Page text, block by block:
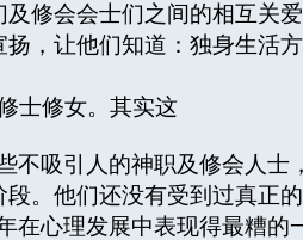
修会会士们之间的相互关
，让他们知道：独身生活
士修女。其实这
不吸引人的神职及修会人士
。他们还没有受到过真正
心理发展中表现得最糟的